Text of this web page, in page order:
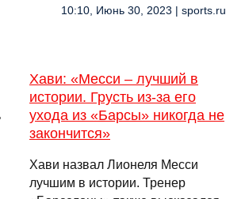
10:10, Июнь 30, 2023 | sports.ru
Хави: «Месси – лучший в
истории. Грусть из-за его
ухода из «Барсы» никогда не
закончится»
Хави назвал Лионеля Месси
лучшим в истории. Тренер